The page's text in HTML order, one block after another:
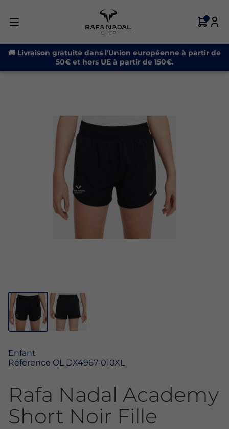
🚚 Livraison gratuite dans l'Union européenne à partir de
50€ et hors UE à partir de 150€.
Enfant
Référence OL DX4967-010XL
Rafa Nadal Academy
Short Noir Fille